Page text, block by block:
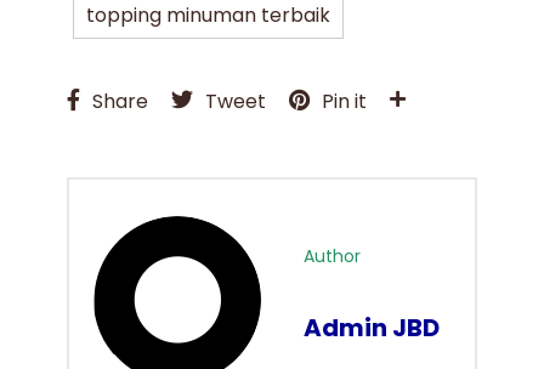
topping minuman terbaik
Share Tweet Pin it
Author
Admin JBD